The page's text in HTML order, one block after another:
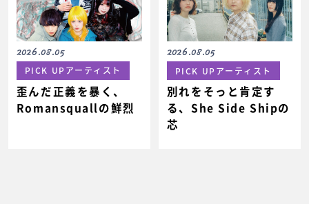
2026.08.05
PICK UPアーティスト
歪んだ正義を暴く、
Romansquallの鮮烈
2026.08.05
PICK UPアーティスト
別れをそっと肯定す
る、She Side Shipの
芯